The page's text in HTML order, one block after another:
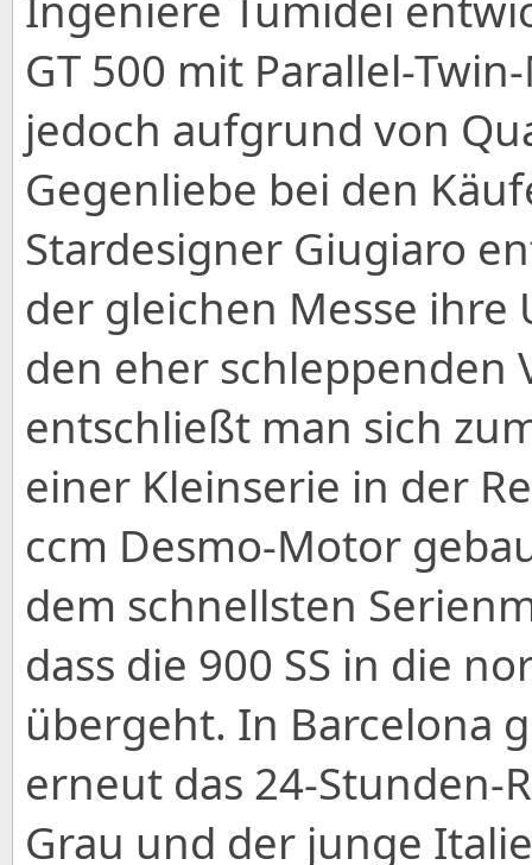
GT 500 mit Parallel-
jedoch aufgrund von
Gegenliebe bei den
Stardesigner Giugiaro
der gleichen Messe
den eher schleppenden
entschließt man sich
einer Kleinserie in der
ccm Desmo-Motor
dem schnellsten
dass die 900 SS in die
übergeht. In Barcelona
erneut das 24-Stunden-
Grau und der junge